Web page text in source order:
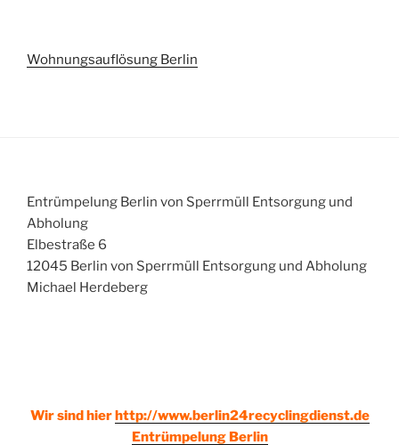
Wohnungsauflösung Berlin
Entrümpelung Berlin von Sperrmüll Entsorgung und
Abholung
Elbestraße 6
12045 Berlin von Sperrmüll Entsorgung und Abholung
Michael Herdeberg
Wir sind hierhttp://www.berlin24recyclingdienst.de
Entrümpelung Berlin